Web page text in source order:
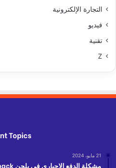
التجارة الإلكترونية
فيديو
تقنية
Z
Topics
21 مايو، 2024
مشكلة الدفع الإجباري في بلجن Jetpack بعد التحديث